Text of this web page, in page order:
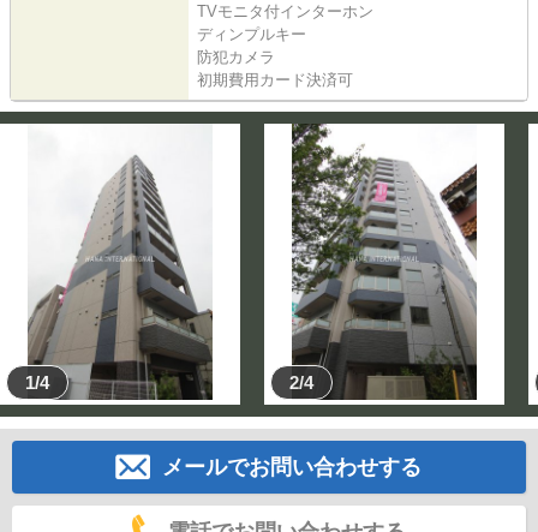
TVモニタ付インターホン
ディンプルキー
防犯カメラ
初期費用カード決済可
1/4 2/4
メールでお問い合わせする